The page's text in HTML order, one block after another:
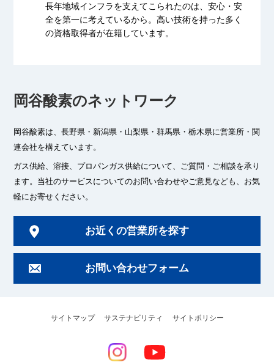
長年地域インフラを支えてこられたのは、安心・安
全を第一に考えているから。高い技術を持った多く
の資格取得者が在籍しています。
岡谷酸素のネットワーク
岡谷酸素は、長野県・新潟県・山梨県・群馬県・栃木県に営業所・関
連会社を構えています。
ガス供給、溶接、プロパンガス供給について、ご質問・ご相談を承り
ます。 当社のサービスについてのお問い合わせやご意見なども、お気
軽にお寄せください。
お近くの営業所を探す
お問い合わせフォーム
サイトマップ サステナビリティ サイトポリシー